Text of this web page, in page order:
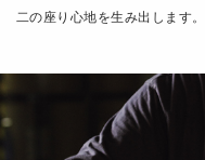
二の座り心地を生み出します。